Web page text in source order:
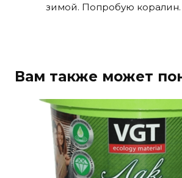
зимой. Попробую коралин.
Вам также может